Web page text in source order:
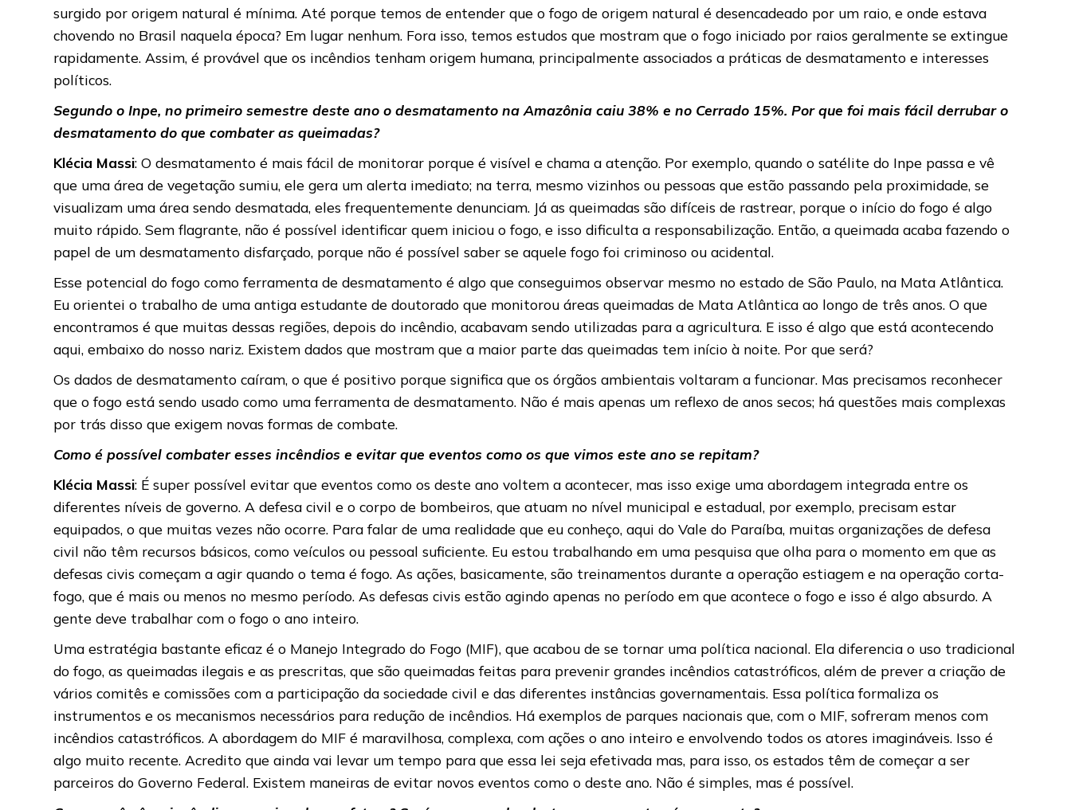
surgido por origem natural é mínima. Até porque temos de entender que o fogo de origem natural é desencadeado por um raio, e onde estava
chovendo no Brasil naquela época? Em lugar nenhum. Fora isso, temos estudos que mostram que o fogo iniciado por raios geralmente se extingue
rapidamente. Assim, é provável que os incêndios tenham origem humana, principalmente associados a práticas de desmatamento e interesses
políticos.
Segundo o Inpe, no primeiro semestre deste ano o desmatamento na Amazônia caiu 38% e no Cerrado 15%. Por que foi mais fácil derrubar o
desmatamento do que combater as queimadas?
Klécia Massi: O desmatamento é mais fácil de monitorar porque é visível e chama a atenção. Por exemplo, quando o satélite do Inpe passa e vê
que uma área de vegetação sumiu, ele gera um alerta imediato; na terra, mesmo vizinhos ou pessoas que estão passando pela proximidade, se
visualizam uma área sendo desmatada, eles frequentemente denunciam. Já as queimadas são difíceis de rastrear, porque o início do fogo é algo
muito rápido. Sem flagrante, não é possível identificar quem iniciou o fogo, e isso dificulta a responsabilização. Então, a queimada acaba fazendo o
papel de um desmatamento disfarçado, porque não é possível saber se aquele fogo foi criminoso ou acidental.
Esse potencial do fogo como ferramenta de desmatamento é algo que conseguimos observar mesmo no estado de São Paulo, na Mata Atlântica.
Eu orientei o trabalho de uma antiga estudante de doutorado que monitorou áreas queimadas de Mata Atlântica ao longo de três anos. O que
encontramos é que muitas dessas regiões, depois do incêndio, acabavam sendo utilizadas para a agricultura. E isso é algo que está acontecendo
aqui, embaixo do nosso nariz. Existem dados que mostram que a maior parte das queimadas tem início à noite. Por que será?
Os dados de desmatamento caíram, o que é positivo porque significa que os órgãos ambientais voltaram a funcionar. Mas precisamos reconhecer
que o fogo está sendo usado como uma ferramenta de desmatamento. Não é mais apenas um reflexo de anos secos; há questões mais complexas
por trás disso que exigem novas formas de combate.
Como é possível combater esses incêndios e evitar que eventos como os que vimos este ano se repitam?
Klécia Massi: É super possível evitar que eventos como os deste ano voltem a acontecer, mas isso exige uma abordagem integrada entre os
diferentes níveis de governo. A defesa civil e o corpo de bombeiros, que atuam no nível municipal e estadual, por exemplo, precisam estar
equipados, o que muitas vezes não ocorre. Para falar de uma realidade que eu conheço, aqui do Vale do Paraíba, muitas organizações de defesa
civil não têm recursos básicos, como veículos ou pessoal suficiente. Eu estou trabalhando em uma pesquisa que olha para o momento em que as
defesas civis começam a agir quando o tema é fogo. As ações, basicamente, são treinamentos durante a operação estiagem e na operação corta-
fogo, que é mais ou menos no mesmo período. As defesas civis estão agindo apenas no período em que acontece o fogo e isso é algo absurdo. A
gente deve trabalhar com o fogo o ano inteiro.
Uma estratégia bastante eficaz é o Manejo Integrado do Fogo (MIF), que acabou de se tornar uma política nacional. Ela diferencia o uso tradicional
do fogo, as queimadas ilegais e as prescritas, que são queimadas feitas para prevenir grandes incêndios catastróficos, além de prever a criação de
vários comitês e comissões com a participação da sociedade civil e das diferentes instâncias governamentais. Essa política formaliza os
instrumentos e os mecanismos necessários para redução de incêndios. Há exemplos de parques nacionais que, com o MIF, sofreram menos com
incêndios catastróficos. A abordagem do MIF é maravilhosa, complexa, com ações o ano inteiro e envolvendo todos os atores imagináveis. Isso é
algo muito recente. Acredito que ainda vai levar um tempo para que essa lei seja efetivada mas, para isso, os estados têm de começar a ser
parceiros do Governo Federal. Existem maneiras de evitar novos eventos como o deste ano. Não é simples, mas é possível.